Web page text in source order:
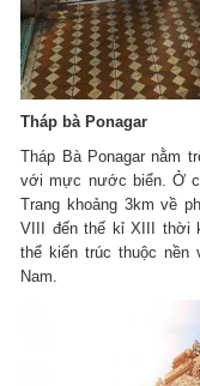
Tháp bà Ponagar
Tháp Bà Ponagar nằm
với mực nước biển. Ở
Trang khoảng 3km về
VIII đến thế kỉ XIII thời
thể kiến trúc thuộc nền
Nam.